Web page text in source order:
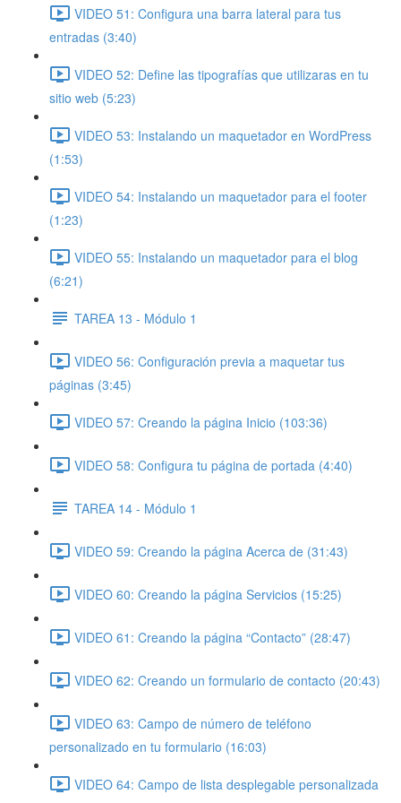
VIDEO 51: Configura una barra lateral para tus
entradas (3:40)
VIDEO 52: Define las tipografías que utilizaras en tu
sitio web (5:23)
VIDEO 53: Instalando un maquetador en WordPress
(1:53)
VIDEO 54: Instalando un maquetador para el footer
(1:23)
VIDEO 55: Instalando un maquetador para el blog
(6:21)
TAREA 13 - Módulo 1
VIDEO 56: Configuración previa a maquetar tus
páginas (3:45)
VIDEO 57: Creando la página Inicio (103:36)
VIDEO 58: Configura tu página de portada (4:40)
TAREA 14 - Módulo 1
VIDEO 59: Creando la página Acerca de (31:43)
VIDEO 60: Creando la página Servicios (15:25)
VIDEO 61: Creando la página “Contacto” (28:47)
VIDEO 62: Creando un formulario de contacto (20:43)
VIDEO 63: Campo de número de teléfono
personalizado en tu formulario (16:03)
VIDEO 64: Campo de lista desplegable personalizada